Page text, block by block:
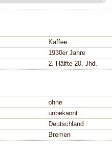
Kaffee
1930er Jahre
2. Hälfte 20. Jhd.
ohne
unbekannt
Deutschland
Bremen